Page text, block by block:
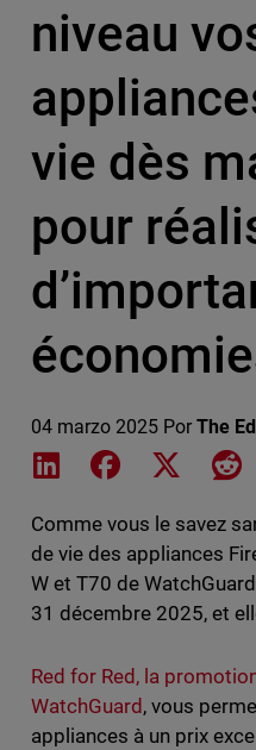
niveau
vie dès
pour
04 marzo 2025 Por The
Share on LinkedIn
Share onShare on
Comme vous le savez
de vie des appliances
W et T70 de
31 décembre 2025, et
Red for Red, la
WatchGuard, vous
appliances à un prix